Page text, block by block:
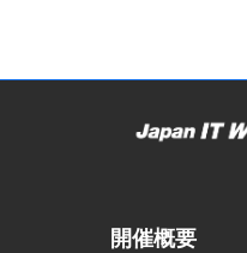
開催概要